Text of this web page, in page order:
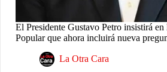
El Presidente Gustavo Petro insistirá en
Popular que ahora incluirá nueva
La Otra Cara